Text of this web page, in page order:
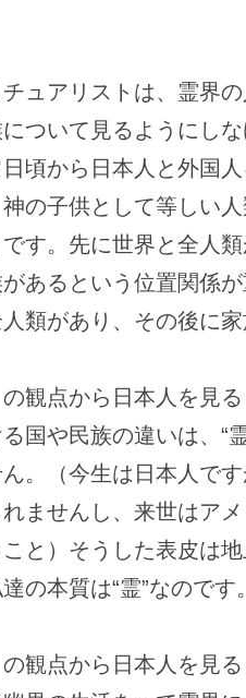
ュアリストは、霊界
ついて見るようにし
頃から日本人と外国
の子供として等しい
す。先に世界と全人
あるという位置関係
類があり、その後に
の観点から日本人を見
国や民族の違いは、“
。（今生は日本人で
ませんし、来世はア
と）そうした表皮は
の本質は“霊”なのです
の観点から日本人を見